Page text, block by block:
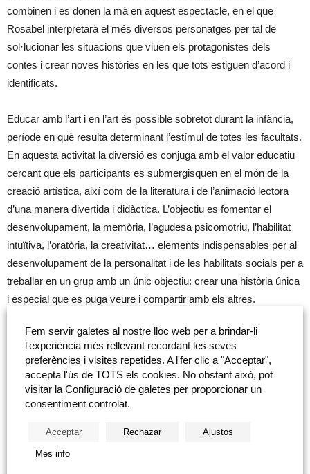
combinen i es donen la mà en aquest espectacle, en el que
Rosabel interpretarà el més diversos personatges per tal de
sol·lucionar les situacions que viuen els protagonistes dels
contes i crear noves històries en les que tots estiguen d’acord i
identificats.
Educar amb l’art i en l’art és possible sobretot durant la infància,
període en què resulta determinant l’estímul de totes les facultats.
En aquesta activitat la diversió es conjuga amb el valor educatiu
cercant que els participants es submergisquen en el món de la
creació artística, així com de la literatura i de l’animació lectora
d’una manera divertida i didàctica. L’objectiu es fomentar el
desenvolupament, la memòria, l’agudesa psicomotriu, l’habilitat
intuïtiva, l’oratòria, la creativitat… elements indispensables per al
desenvolupament de la personalitat i de les habilitats socials per a
treballar en un grup amb un únic objectiu: crear una història única
i especial que es puga veure i compartir amb els altres.
L’activitat, de 45 minuts, està dirigida als més joves, la
participació és gratuïta fins a completar l’aforament de la Sala
d’Actes de l’Edifici Hucha de la Fundació Caixa Castelló.
Fem servir galetes al nostre lloc web per a brindar-li
l'experiència més rellevant recordant les seves
preferències i visites repetides. A l'fer clic a "Acceptar",
accepta l'ús de TOTS els cookies. No obstant això, pot
visitar la Configuració de galetes per proporcionar un
consentiment controlat.
Acceptar Rechazar Ajustos
Mes info